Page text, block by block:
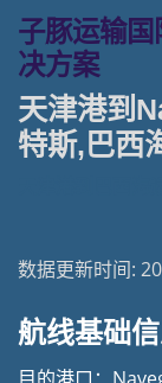
子豚运输
决方案
天津港到
特斯,巴西
数据更新时间:
航线基础